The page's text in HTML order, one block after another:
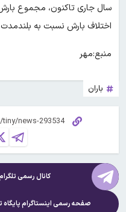
اختلاف بارش نسبت به بلندمدت معادل ۲.۶ درصد
منبع:مهر
باران
کانال رسمی
صفحه رسمی اینستاگرام پایگاه